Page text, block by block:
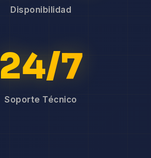
Disponibilidad
24/7
Soporte Técnico